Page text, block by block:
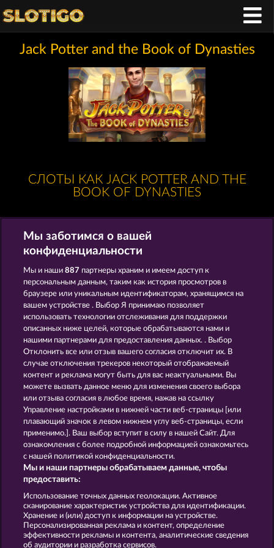
Jack Potter and the Book of Dynasties
СЛОТЫ КАК JACK POTTER AND THE
BOOK OF DYNASTIES
Cleopatra's Crown Pharaos Riches
Jack Potter and the Book of Teos Ramses Book
Правила КОНФИДЕНЦИАЛЬНОСТЬ
О компании Компания
Партнерская программа
Отправить Запрос об Отказе
Мы заботимся о вашей
конфиденциальности
Мы и наши887 партнеры храним и имеем доступ к
персональным данным, таким как история просмотров в
браузере или уникальным идентификаторам, хранящимся на
вашем устройстве . Выбор Я принимаю позволяет
использовать технологии отслеживания для поддержки
описанных ниже целей, которые обрабатываются нами и
нашими партнерами для предоставления данных. . Выбор
Отклонить все или отзыв вашего согласия отключит их. В
случае отключения трекеров некоторый отображаемый
контент и реклама могут быть для вас неактуальными. Вы
можете вызвать данное меню для изменения своего выбора
или отзыва согласия в любое время, нажав на ссылку
Управление настройками в нижней части веб-страницы [или
плавающий значок в левом нижнем углу веб-страницы, если
применимо.]. Ваш выбор вступит в силу в нашей Сайт. Для
ознакомления с более подробной информацией ознакомьтесь
с нашей политикой конфиденциальности.
Мы и наши партнеры обрабатываем данные, чтобы
предоставить:
Использование точных данных геолокации. Активное
сканирование характеристик устройства для идентификации.
Хранение и (или) доступ к информации на устройстве.
Персонализированная реклама и контент, определение
эффективности рекламы и контента, аналитические сведения
об аудитории и разработка сервисов.